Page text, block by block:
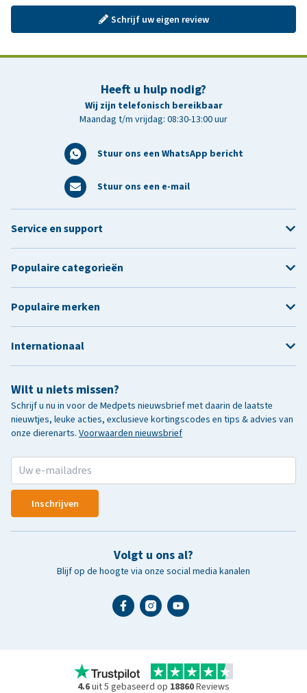
Schrijf uw eigen review
Heeft u hulp nodig?
Wij zijn telefonisch bereikbaar
Maandag t/m vrijdag: 08:30-13:00 uur
Stuur ons een WhatsApp bericht
Stuur ons een e-mail
Wilt u niets missen?
Schrijf u nu in voor de Medpets nieuwsbrief met daarin de laatste
nieuwtjes, leuke acties, exclusieve kortingscodes en tips & advies van
onze dierenarts. Voorwaarden nieuwsbrief
Inschrijven
Volgt u ons al?
Blijf op de hoogte via onze social media kanalen
Service en support
Populaire categorieën
Populaire merken
Internationaal
4.6uit 5 gebaseerd op 18860Reviews